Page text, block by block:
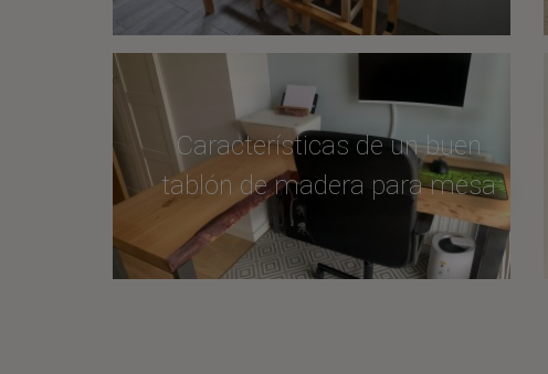
Características de un buen
tablón de madera para mesa